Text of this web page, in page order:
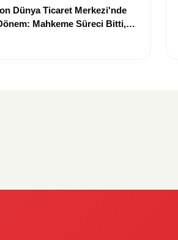
Dünya Ticaret Merkezi'nde
Mahkeme Süreci Bitti,